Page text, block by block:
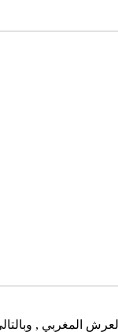
تحددت المعالم